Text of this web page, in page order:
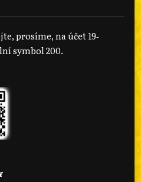
prosíme, na účet 19‐
symbol 200.